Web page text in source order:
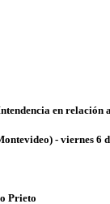
en relación
- viernes 6
Prieto